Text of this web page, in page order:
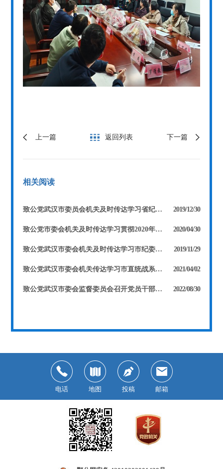
上一篇 返回列表 下一篇
相关阅读
致公党武汉市委员会机关及时传达学习省纪委两节前的通报 2019/12/30
致公党市委会机关及时传达学习贯彻2020年度党风廉政建设工作会议精神 2020/04/30
致公党武汉市委会机关及时传达学习市纪委监委派驻市委统战部纪检监察组与市民主党派机关监察工作座谈会会议精神 2019/11/29
致公党武汉市委会机关传达学习市直统战系统2021年度党风廉政建设工作会会议精神 2021/04/02
致公党武汉市委会监督委员会召开党员干部警示教育大会 2022/08/30
电话 地图 投稿 邮箱